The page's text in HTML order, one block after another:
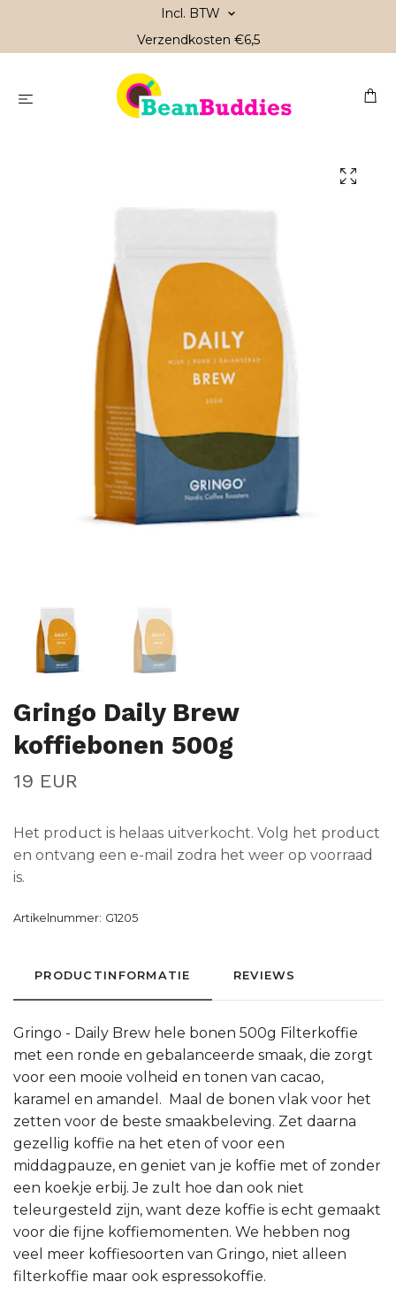
Incl. BTW
Verzendkosten €6,5
Gringo Daily Brew
koffiebonen 500g
19 EUR
Het product is helaas uitverkocht. Volg het product
en ontvang een e-mail zodra het weer op voorraad
is.
Artikelnummer: G1205
PRODUCTINFORMATIE REVIEWS
Gringo - Daily Brew hele bonen 500g Filterkoffie
met een ronde en gebalanceerde smaak, die zorgt
voor een mooie volheid en tonen van cacao,
karamel en amandel. Maal de bonen vlak voor het
zetten voor de beste smaakbeleving. Zet daarna
gezellig koffie na het eten of voor een
middagpauze, en geniet van je koffie met of zonder
een koekje erbij. Je zult hoe dan ook niet
teleurgesteld zijn, want deze koffie is echt gemaakt
voor die fijne koffiemomenten. We hebben nog
veel meer koffiesoorten van Gringo, niet alleen
filterkoffie maar ook espressokoffie.